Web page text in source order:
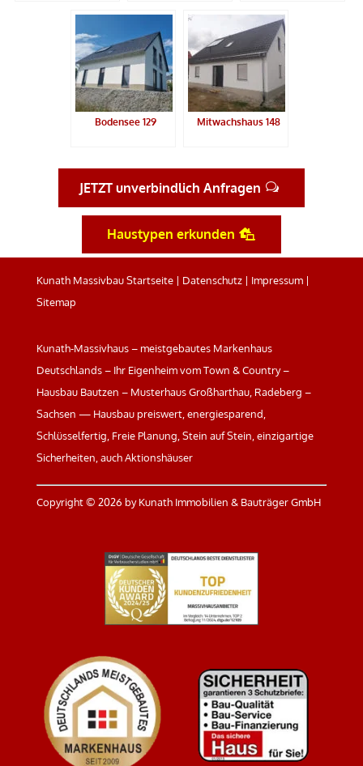
Bodensee 129 Mitwachshaus 148
JETZT unverbindlich Anfragen
Haustypen erkunden
Kunath Massivbau Startseite| Datenschutz| Impressum|
Sitemap
Kunath-Massivhaus – meistgebautes Markenhaus
Deutschlands – Ihr Eigenheim vom Town & Country –
Hausbau Bautzen – Musterhaus Großharthau, Radeberg –
Sachsen — Hausbau preiswert, energiesparend,
Schlüsselfertig, Freie Planung, Stein auf Stein, einzigartige
Sicherheiten, auch Aktionshäuser
Copyright © 2026 by Kunath Immobilien & Bauträger GmbH